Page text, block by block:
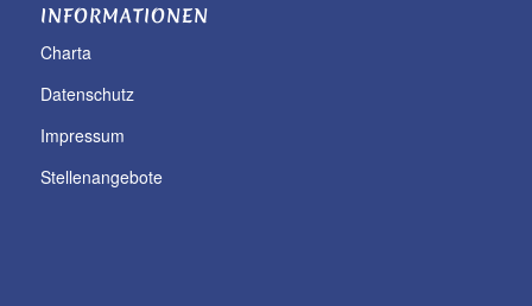
INFORMATIONEN
Charta
Datenschutz
Impressum
Stellenangebote